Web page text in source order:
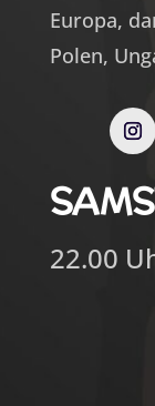
Europa,
Polen,
22.00